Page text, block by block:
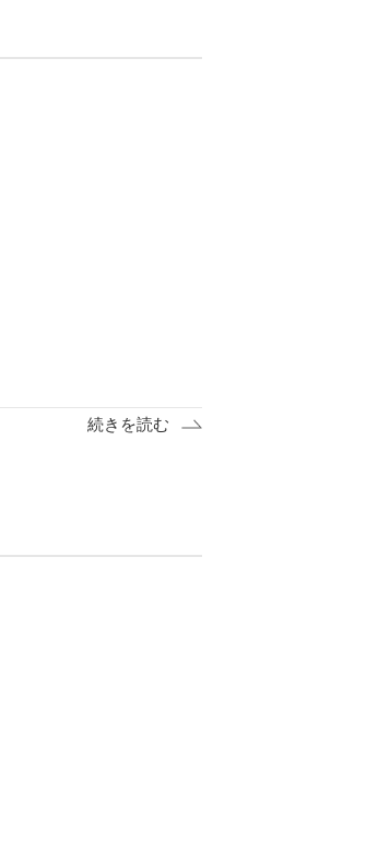
続きを読む